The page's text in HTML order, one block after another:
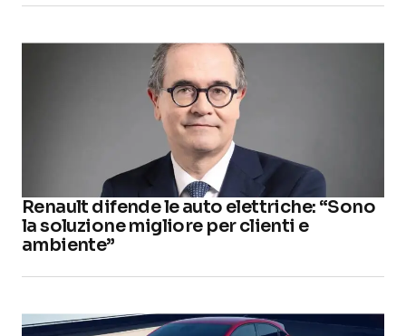
Renault difende le auto elettriche: “Sono
la soluzione migliore per clienti e
ambiente”